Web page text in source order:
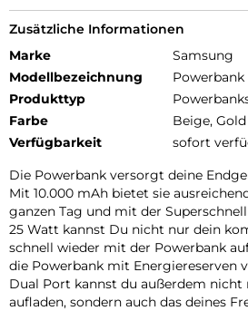
Zusätzliche Informationen
Marke
Samsung
Modellbezeichnung
Powerbank
Produkttyp
Farbe
Beige, Gold
Verfügbarkeit
sofort
Die Powerbank versorgt deine
Mit 10.000 mAh bietet sie
ganzen Tag und mit der
25 Watt kannst Du nicht nur dein
schnell wieder mit der Powerbank
die Powerbank mit Energiereserven
Dual Port kannst du außerdem
aufladen, sondern auch das deines